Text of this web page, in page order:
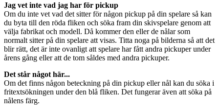
Jag vet inte vad jag har för pickup
Om du inte vet vad det sitter för någon pickup på din spelare så kan
du byta till den röda fliken och söka fram din skivspelare genom att
välja fabrikat och modell. Då kommer den eller de nålar som
normalt sitter på din spelare att visas. Titta noga på bilderna så att det
blir rätt, det är inte ovanligt att spelare har fått andra pickuper under
årens gång eller att de tom såldes med andra pickuper.
Det står något här...
Om det finns någon beteckning på din pickup eller nål kan du söka i
fritextsökningen under den blå fliken. Det fungerar även att söka på
nålens färg.